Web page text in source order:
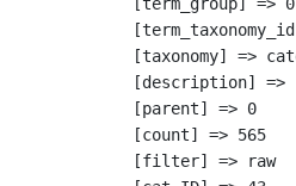
[taxonomy] =>
            [description] =>
            [parent] => 0
            [count] => 565
            [filter] => raw